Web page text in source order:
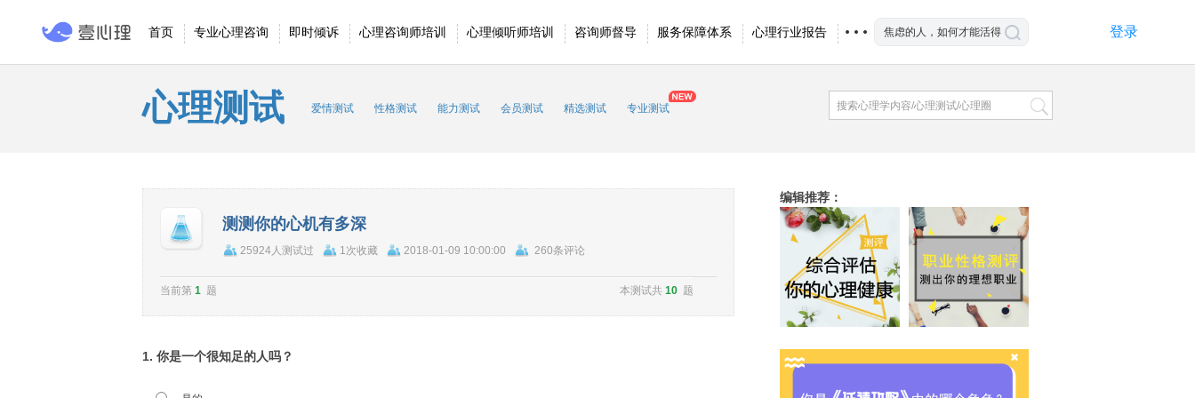
首页 专业心理咨询 即时倾诉 心理咨询师培训 心理倾听师培训 咨询师督导 服务保障体系 心理行业报告 登录
心理测试 爱情测试 性格测试 能力测试 会员测试 精选测试 专业测试
测测你的心机有多深
25924人测试过 1次收藏 2018-01-09 10:00:00 260条评论
当前第 1 题 本测试共 10 题
1. 你是一个很知足的人吗？
编辑推荐：